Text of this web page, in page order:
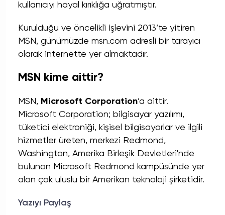
kullanıcıyı hayal kırıklığa uğratmıştır.
Kurulduğu ve öncelikli işlevini 2013’te yitiren
MSN, günümüzde msn.com adresli bir tarayıcı
olarak internette yer almaktadır.
MSN kime aittir?
MSN, Microsoft Corporation’a aittir.
Microsoft Corporation; bilgisayar yazılımı,
tüketici elektroniği, kişisel bilgisayarlar ve ilgili
hizmetler üreten, merkezi Redmond,
Washington, Amerika Birleşik Devletleri'nde
bulunan Microsoft Redmond kampüsünde yer
alan çok uluslu bir Amerikan teknoloji şirketidir.
Yazıyı Paylaş